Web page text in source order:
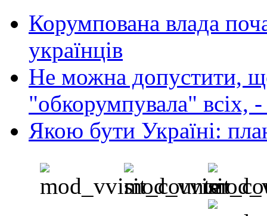
Корумпована влада
українців
Не можна допустити,
"обкорумпувала" всіх,
Якою бути Україні: